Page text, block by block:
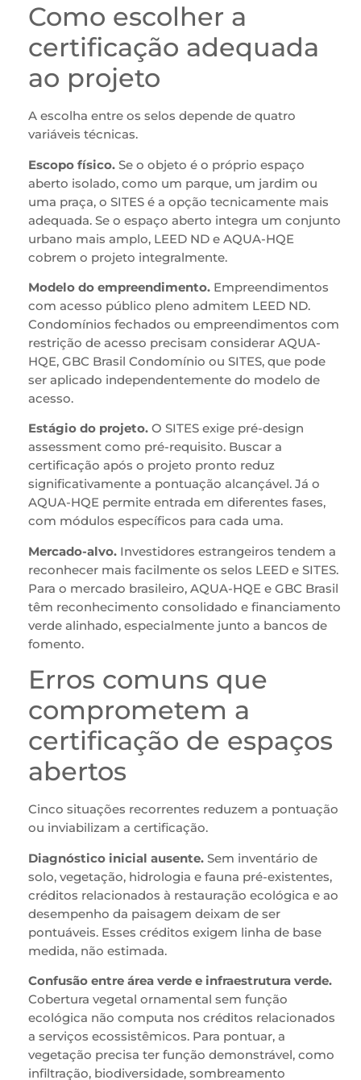
Como escolher a
certificação adequada
ao projeto
A escolha entre os selos depende de quatro
variáveis técnicas.
Escopo físico. Se o objeto é o próprio espaço
aberto isolado, como um parque, um jardim ou
uma praça, o SITES é a opção tecnicamente mais
adequada. Se o espaço aberto integra um conjunto
urbano mais amplo, LEED ND e AQUA-HQE
cobrem o projeto integralmente.
Modelo do empreendimento. Empreendimentos
com acesso público pleno admitem LEED ND.
Condomínios fechados ou empreendimentos com
restrição de acesso precisam considerar AQUA-
HQE, GBC Brasil Condomínio ou SITES, que pode
ser aplicado independentemente do modelo de
acesso.
Estágio do projeto. O SITES exige pré-design
assessment como pré-requisito. Buscar a
certificação após o projeto pronto reduz
significativamente a pontuação alcançável. Já o
AQUA-HQE permite entrada em diferentes fases,
com módulos específicos para cada uma.
Mercado-alvo. Investidores estrangeiros tendem a
reconhecer mais facilmente os selos LEED e SITES.
Para o mercado brasileiro, AQUA-HQE e GBC Brasil
têm reconhecimento consolidado e financiamento
verde alinhado, especialmente junto a bancos de
fomento.
Erros comuns que
comprometem a
certificação de espaços
abertos
Cinco situações recorrentes reduzem a pontuação
ou inviabilizam a certificação.
Diagnóstico inicial ausente. Sem inventário de
solo, vegetação, hidrologia e fauna pré-existentes,
créditos relacionados à restauração ecológica e ao
desempenho da paisagem deixam de ser
pontuáveis. Esses créditos exigem linha de base
medida, não estimada.
Confusão entre área verde e infraestrutura verde.
Cobertura vegetal ornamental sem função
ecológica não computa nos créditos relacionados
a serviços ecossistêmicos. Para pontuar, a
vegetação precisa ter função demonstrável, como
infiltração, biodiversidade, sombreamento